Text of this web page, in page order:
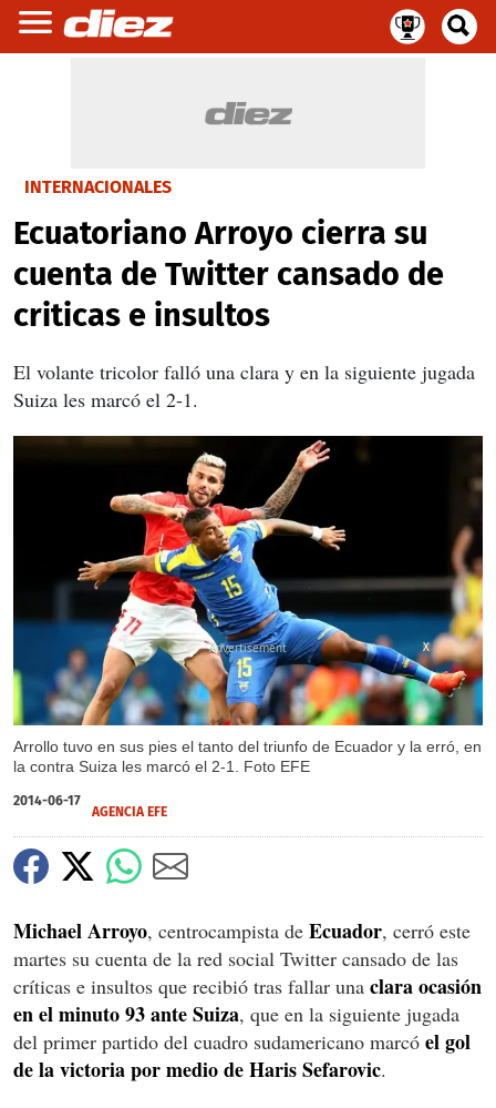
INTERNACIONALES
Ecuatoriano Arroyo cierra su
cuenta de Twitter cansado de
criticas e insultos
El volante tricolor falló una clara y en la siguiente jugada
Suiza les marcó el 2-1.
Arrollo tuvo en sus pies el tanto del triunfo de Ecuador y la erró, en
la contra Suiza les marcó el 2-1. Foto EFE
X
2014-06-17
AGENCIA EFE
Michael Arroyo, centrocampista de Ecuador, cerró este
martes su cuenta de la red social Twitter cansado de las
críticas e insultos que recibió tras fallar una clara ocasión
en el minuto 93 ante Suiza, que en la siguiente jugada
del primer partido del cuadro sudamericano marcó el gol
de la victoria por medio de Haris Sefarovic.